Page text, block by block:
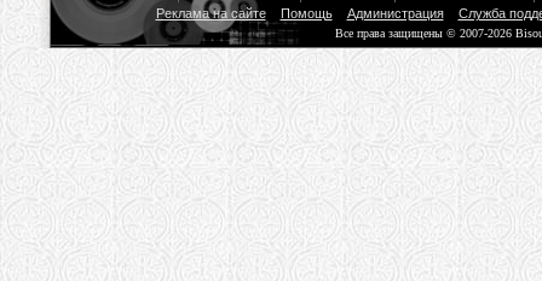
Реклама на сайте
Помощь Администрация Служба
Все права защищены © 2007-2026